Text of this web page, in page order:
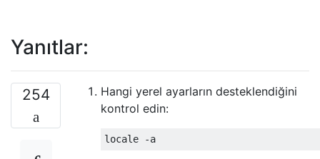
Yanıtlar:
254
Hangi yerel ayarların desteklendiğini
kontrol edin: